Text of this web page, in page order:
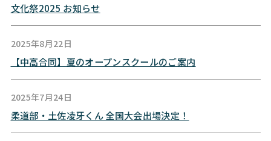
文化祭2025 お知らせ
2025年8月22日
【中高合同】夏のオープンスクールのご案内
2025年7月24日
柔道部・土佐凌牙くん 全国大会出場決定！